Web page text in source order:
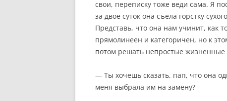
свои, переписку тоже веди сама. Я
за двое суток она съела горстку
Представь, что она нам учинит, как
прямолинеен и категоричен, но к
потом решать непростые
— Ты хочешь сказать, пап, что она
меня выбрала им на замену?